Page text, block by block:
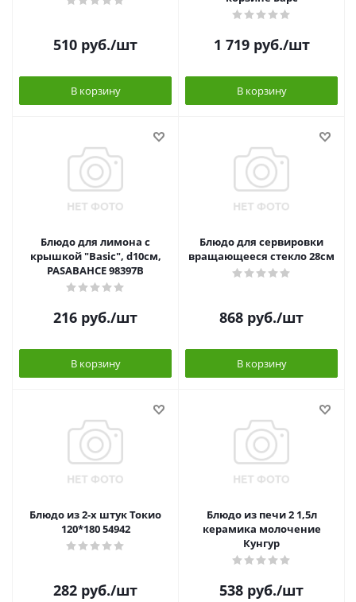
510 руб./шт
В корзину
1 719руб./шт
В корзину
Блюдо для лимона с
крышкой "Basic", d10см,
PASABAHCE 98397B
216 руб./шт
В корзину
Блюдо для сервировки
вращающееся стекло 28см
868 руб./шт
В корзину
Блюдо из 2-х штук Токио
120*180 54942
282 руб./шт
Блюдо из печи 2 1,5л
керамика молочение
Кунгур
538 руб./шт